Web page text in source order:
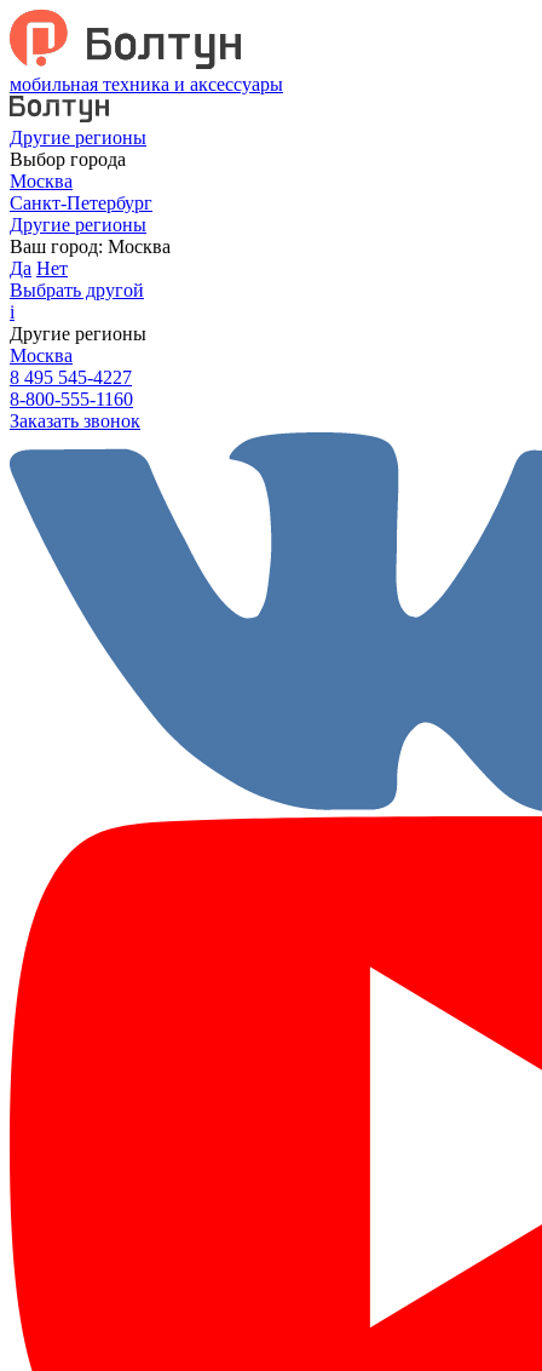
мобильная техника и аксессуары
Другие регионы
Выбор города
Москва
Санкт-Петербург
Другие регионы
Ваш город: Москва
Да Нет
Выбрать другой
i
Другие регионы
Москва
8 495 545-4227
8-800-555-1160
Заказать звонок